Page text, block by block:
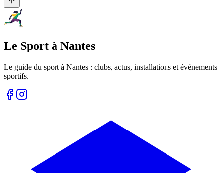
Le Sport à Nantes
Le guide du sport à Nantes : clubs, actus, installations et événements
sportifs.